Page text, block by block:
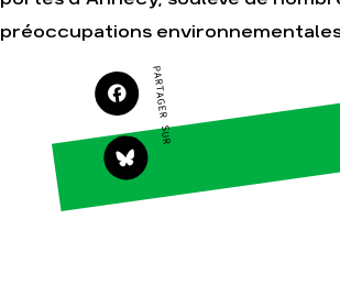
Agir
Faire un don
S'engager sur le
terrain
Agir au quotidien
Soutenir les
campagnes
préoccupations
PARTAGER SUR